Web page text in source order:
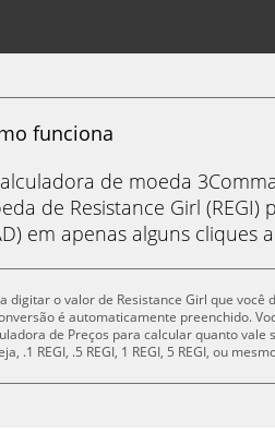
funciona
de moeda
de Resistance Girl (REGI)
em apenas alguns cliques
digitar o valor de Resistance Girl que você
é automaticamente preenchido.
de Preços para calcular quanto vale
.1 REGI, .5 REGI, 1 REGI, 5 REGI, ou